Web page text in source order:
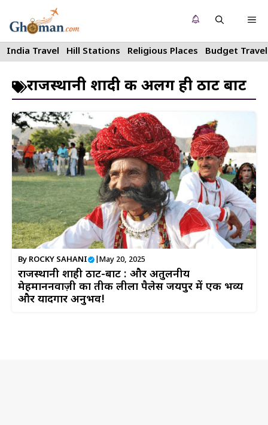
to
content
India Travel Hill Stations Religious Places Budget Travel
राजस्थानी शादी की अलग ही ठाट बाट
By ROCKY SAHANI May 20, 2025
राजस्थानी शाही ठाट-बाट : और अतुलनीय
मेहमाननवाज़ी का प्रतीक लीला पैलेस जयपुर में एक भव्य
और यादगार अनुभव!